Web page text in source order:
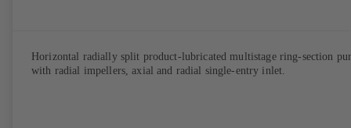
Horizontal radially split product-lubricated multistage ring-section
with radial impellers, axial and radial single-entry inlet.